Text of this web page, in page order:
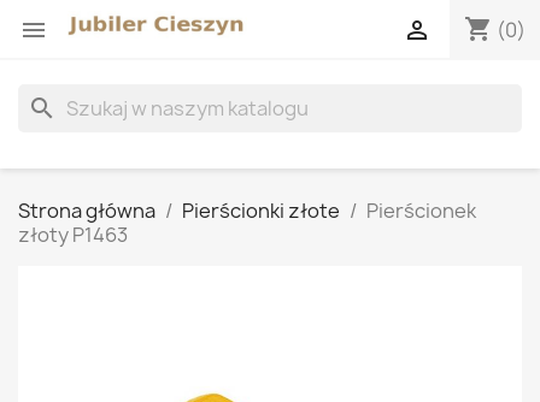
 shopping_cart (0)

search
Strona główna Pierścionki złote
Pierścionek
złoty P1463